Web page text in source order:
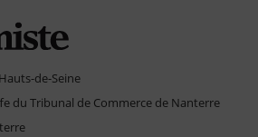
de-Seine
du Tribunal de Commerce de Nanterre